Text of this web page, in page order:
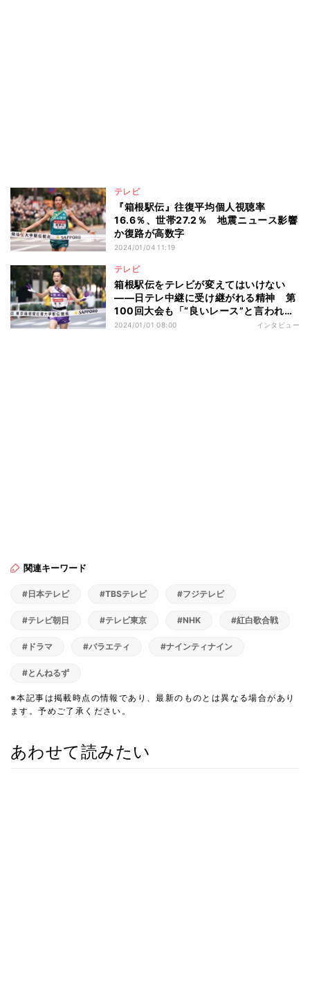
テレビ
『箱根駅伝』往復平均個人視聴率
16.6％、世帯27.2％ 地震ニュース影響
か復路が高数字
2024/01/04 11:19
テレビ
箱根駅伝をテレビが変えてはいけない
――日テレ中継に受け継がれる精神 第
100回大会も「“良いレース”と言われる
のが一番の喜び」
2024/01/01 08:00 インタビュー
関連キーワード
#日本テレビ #TBSテレビ #フジテレビ
#テレビ朝日 #テレビ東京 #NHK #紅白歌合戦
#ドラマ #バラエティ #ナインティナイン
#とんねるず
※本記事は掲載時点の情報であり、最新のものとは異なる場合があり
ます。予めご了承ください。
あわせて読みたい